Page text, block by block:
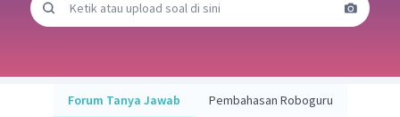
Forum Tanya Jawab Pembahasan Roboguru